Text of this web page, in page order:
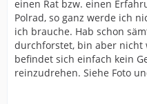
einen Rat bzw. einen
Polrad, so ganz werde ich
ich brauche. Hab schon
durchforstet, bin aber nicht
befindet sich einfach kein
reinzudrehen. Siehe Foto